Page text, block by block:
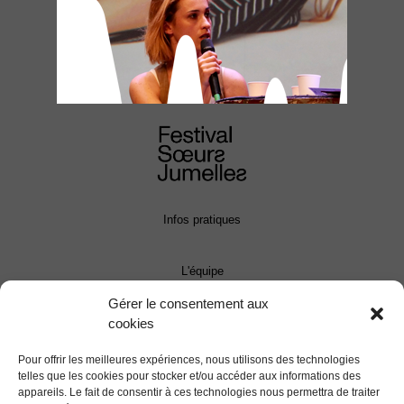
Gérer le consentement aux
cookies
Pour offrir les meilleures expériences, nous utilisons des technologies
telles que les cookies pour stocker et/ou accéder aux informations des
appareils. Le fait de consentir à ces technologies nous permettra de traiter
Infos pratiques
L'équipe
Presse